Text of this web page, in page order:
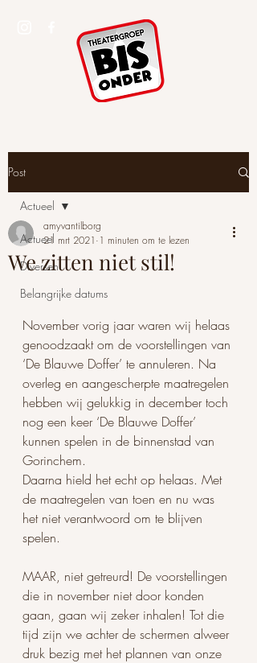
Post
Actueel
Diversen
Belangrijke datums
Actueel
We zitten niet stil!
amyvantilborg
21 mrt 2021 1 minuten om te lezen
November vorig jaar waren wij helaas
genoodzaakt om de voorstellingen van
‘De Blauwe Doffer’ te annuleren. Na
overleg en aangescherpte maatregelen
hebben wij gelukkig in december toch
nog een keer ‘De Blauwe Doffer’
kunnen spelen in de binnenstad van
Gorinchem.
Daarna hield het echt op helaas. Met
de maatregelen van toen en nu was
het niet verantwoord om te blijven
spelen.
MAAR, niet getreurd! De voorstellingen
die in november niet door konden
gaan, gaan wij zeker inhalen! Tot die
tijd zijn we achter de schermen alweer
druk bezig met het plannen van onze